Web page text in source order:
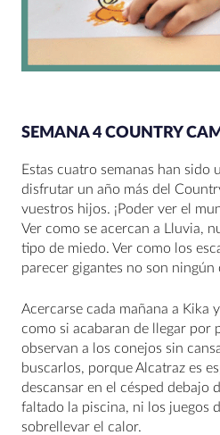
SEMANA 4 COUNTRY
Estas cuatro semanas han sido
disfrutar un año más del
vuestros hijos. ¡Poder ver el
Ver como se acercan a Lluvia,
tipo de miedo. Ver como los
parecer gigantes no son
Acercarse cada mañana a Kika
como si acabaran de llegar por
observan a los conejos sin
buscarlos, porque Alcatraz es
descansar en el césped debajo
faltado la piscina, ni los juegos
sobrellevar el calor.